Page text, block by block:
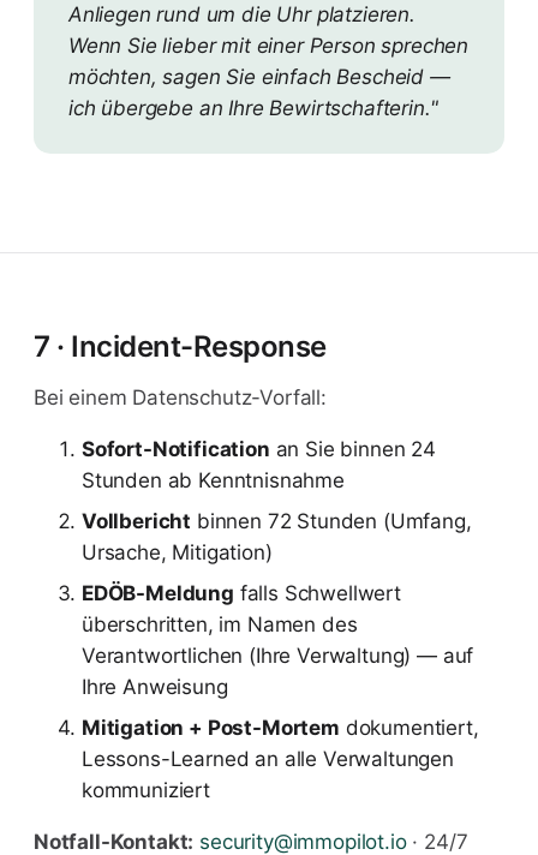
Anliegen rund um die Uhr platzieren.
Wenn Sie lieber mit einer Person sprechen
möchten, sagen Sie einfach Bescheid —
ich übergebe an Ihre Bewirtschafterin."
7 · Incident-Response
Bei einem Datenschutz-Vorfall:
Sofort-Notification an Sie binnen 24
Stunden ab Kenntnisnahme
Vollbericht binnen 72 Stunden (Umfang,
Ursache, Mitigation)
EDÖB-Meldung falls Schwellwert
überschritten, im Namen des
Verantwortlichen (Ihre Verwaltung) — auf
Ihre Anweisung
Mitigation + Post-Mortem dokumentiert,
Lessons-Learned an alle Verwaltungen
kommuniziert
Notfall-Kontakt: security@immopilot.io· 24/7